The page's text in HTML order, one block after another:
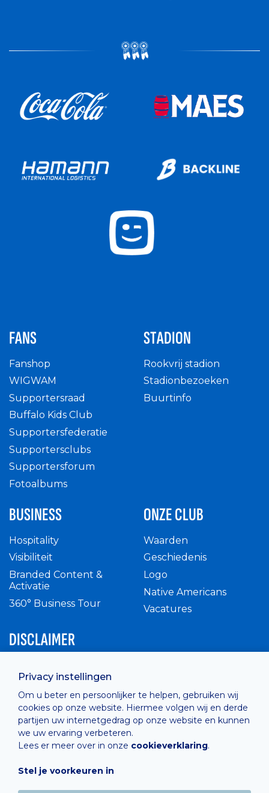
Privacy instellingen
Om u beter en persoonlijker te helpen, gebruiken wij
cookies op onze website. Hiermee volgen wij en derde
partijen uw internetgedrag op onze website en kunnen
we uw ervaring verbeteren.
Lees er meer over in onze cookieverklaring.
Stel je voorkeuren in
FANS
Fanshop
WIGWAM
Supportersraad
Buffalo Kids Club
Supportersfederatie
Supportersclubs
Supportersforum
Fotoalbums
STADION
Rookvrij stadion
Stadionbezoeken
Buurtinfo
BUSINESS
Hospitality
Visibiliteit
Branded Content &
Activatie
360° Business Tour
ONZE CLUB
Waarden
Geschiedenis
Logo
Native Americans
Vacatures
DISCLAIMER
Privacy Policy
Cashless
verkoopsvoorwaarden
Cookie Policy